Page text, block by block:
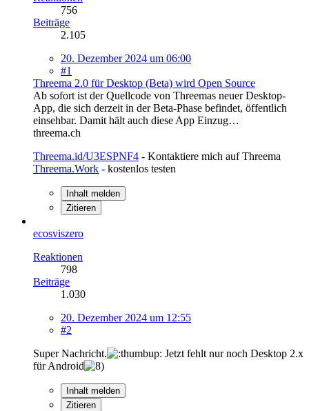
756
Beiträge
2.105
20. Dezember 2024 um 06:00
#1
Threema 2.0 für Desktop (Beta) wird Open Source
Ab sofort ist der Quellcode von Threemas neuer Desktop-
App, die sich derzeit in der Beta-Phase befindet, öffentlich
einsehbar. Damit hält auch diese App Einzug…
threema.ch
Threema.id/U3ESPNF4 - Kontaktiere mich auf Threema
Threema.Work - kostenlos testen
Inhalt melden
Zitieren
ecosviszero
Reaktionen
798
Beiträge
1.030
20. Dezember 2024 um 12:55
#2
Super Nachricht.
Jetzt fehlt nur noch Desktop 2.x
für Android
Inhalt melden
Zitieren